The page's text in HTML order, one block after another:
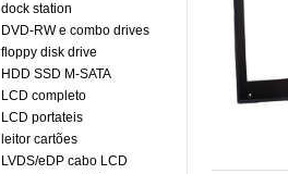
dock station
DVD-RW e combo drives
floppy disk drive
HDD SSD M-SATA
LCD completo
LCD portateis
leitor cartões
LVDS/eDP cabo LCD